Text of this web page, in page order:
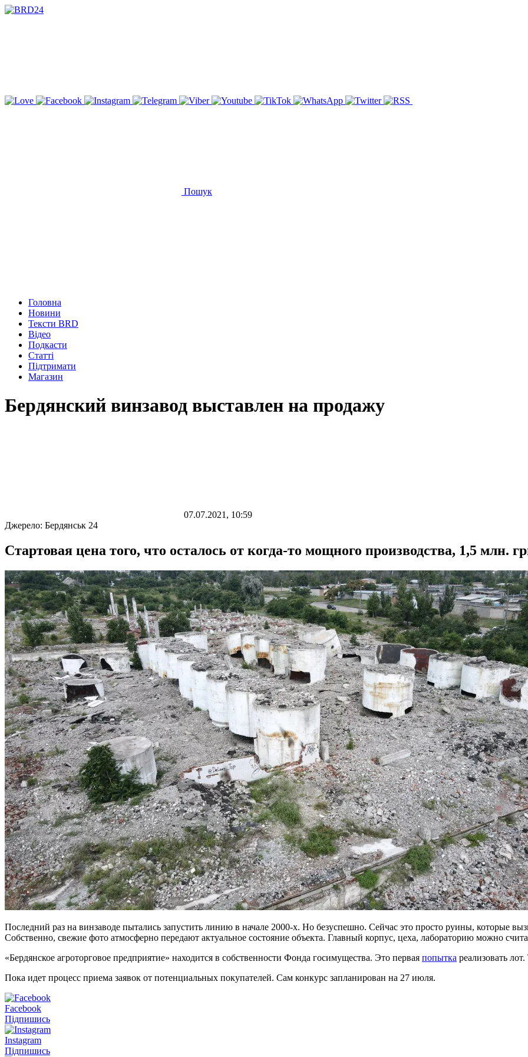
Пошук
Головна
Новини
Тексти BRD
Відео
Подкасти
Статті
Підтримати
Магазин
Бердянский винзавод выставлен на продажу
07.07.2021, 10:59
Джерело: Бердянськ 24
Стартовая цена того, что осталось от когда-то мощного производства, 1,5 млн.
Последний раз на винзаводе пытались запустить линию в начале 2000-х. Но безуспешно. Сейчас это просто руины, которые
Собственно, свежие фото атмосферно передают актуальное состояние объекта. Главный корпус, цеха, лабораторию можно
«Бердянское агроторговое предприятие» находится в собственности Фонда госимущества. Это первая попытка реализовать
Пока идет процесс приема заявок от потенциальных покупателей. Сам конкурс запланирован на 27 июля.
Facebook
Підпишись
Instagram
Підпишись